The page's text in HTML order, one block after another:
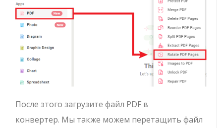
После этого загрузите файл PDF в
конвертер. Мы также можем перетащить файл